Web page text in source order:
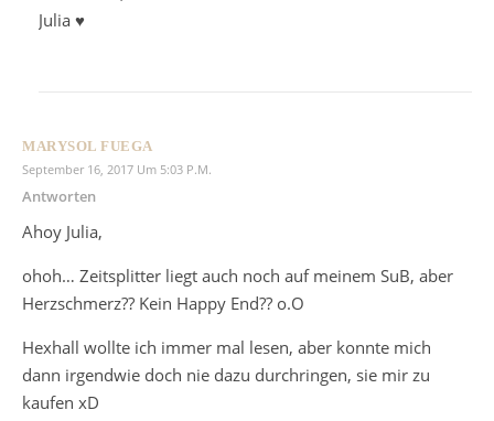
Julia ♥
MARYSOL FUEGA
September 16, 2017 Um 5:03 P.m.
Antworten
Ahoy Julia,
ohoh… Zeitsplitter liegt auch noch auf meinem SuB, aber
Herzschmerz?? Kein Happy End?? o.O
Hexhall wollte ich immer mal lesen, aber konnte mich
dann irgendwie doch nie dazu durchringen, sie mir zu
kaufen xD